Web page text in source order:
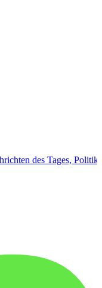
des Tages, Politik